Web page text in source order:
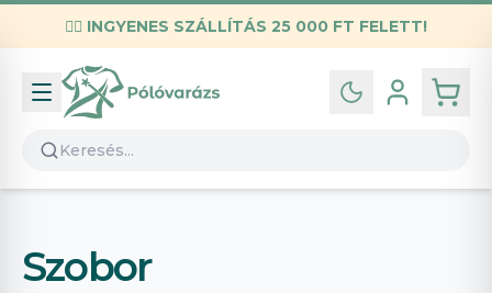
✌🏼 INGYENES SZÁLLÍTÁS 25 000 FT FELETT!
Infó
Kapcsolat
GYIK
Adatvédelmi nyilatkozat
Szobor